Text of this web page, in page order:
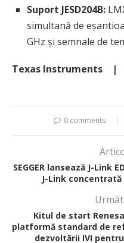
Suport JESD204B:
simultană de
GHz și semnale de
Texas Instruments |
0 comments
SEGGER lansează J-Link
J-Link
Kitul de start
platformă standard de
dezvoltării IVI